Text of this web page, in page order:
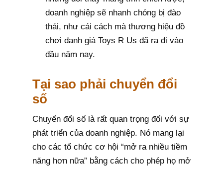
doanh nghiệp sẽ nhanh chóng bị đào
thải, như cái cách mà thương hiệu đồ
chơi danh giá Toys R Us đã ra đi vào
đầu năm nay.
Tại sao phải chuyển đổi
số
Chuyển đổi số là rất quan trọng đối với sự
phát triển của doanh nghiệp. Nó mang lại
cho các tổ chức cơ hội “mở ra nhiều tiềm
năng hơn nữa” bằng cách cho phép họ mở